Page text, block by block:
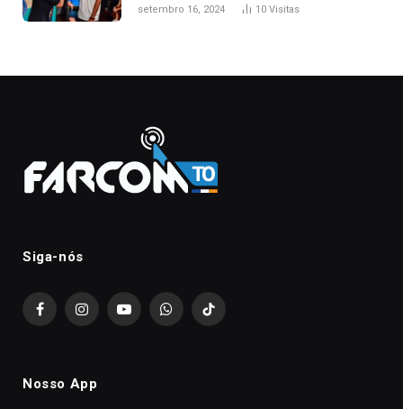
setembro 16, 2024 10 Visitas
Siga-nós
FacebookInstagramYouTubeWhatsAppTikTok
Nosso App